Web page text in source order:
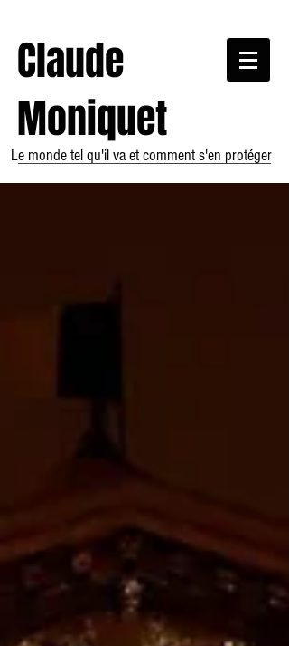
Claude
Moniquet
Le monde tel qu'il va et comment s'en protéger